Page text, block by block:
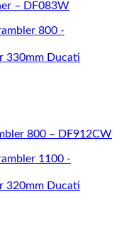
– DF083W
800 – DF912CW